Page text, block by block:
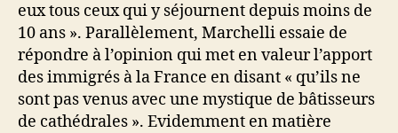
eux tous ceux qui y séjournent depuis moins de
10 ans ». Parallèlement, Marchelli essaie de
répondre à l’opinion qui met en valeur l’apport
des immigrés à la France en disant « qu’ils ne
sont pas venus avec une mystique de bâtisseurs
de cathédrales ». Evidemment en matière